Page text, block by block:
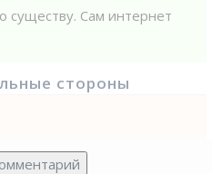
существу. Сам интернет
стороны